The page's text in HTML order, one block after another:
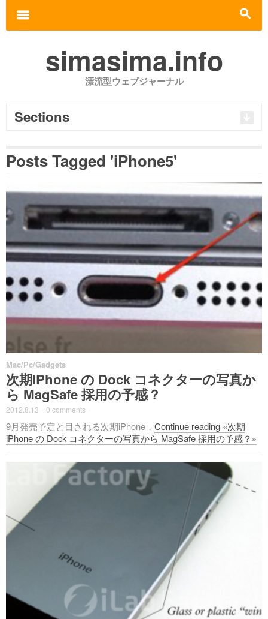
s
m
simasima.info
漂流型ウェブジャーナル
Sections
Posts Tagged 'iPhone5'
Mac/Pc/Gadgets
次期iPhone の Dock コネクターの写真か
ら MagSafe 採用の予感？
2012.8.13 0 comments
9月発売予定と目される次期iPhone， Continue reading «次期
iPhone の Dock コネクターの写真から MagSafe 採用の予感？»